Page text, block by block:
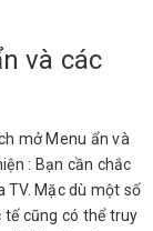
và các
mở Menu ẩn và
: Bạn cần chắc
TV. Mặc dù một số
tế cũng có thể truy